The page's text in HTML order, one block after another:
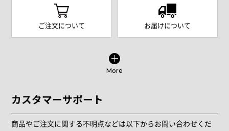
ご注文について お届けについて
More
カスタマーサポート
商品やご注文に関する不明点などは以下からお問い合わせくだ